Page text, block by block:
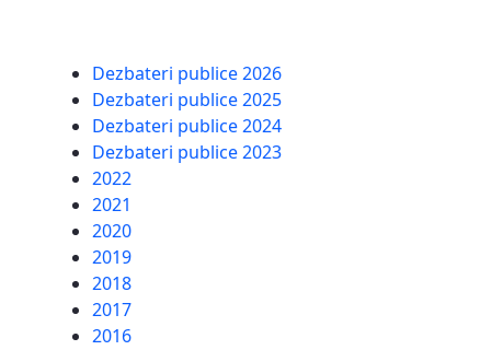
Dezbateri publice 2026
Dezbateri publice 2025
Dezbateri publice 2024
Dezbateri publice 2023
2022
2021
2020
2019
2018
2017
2016